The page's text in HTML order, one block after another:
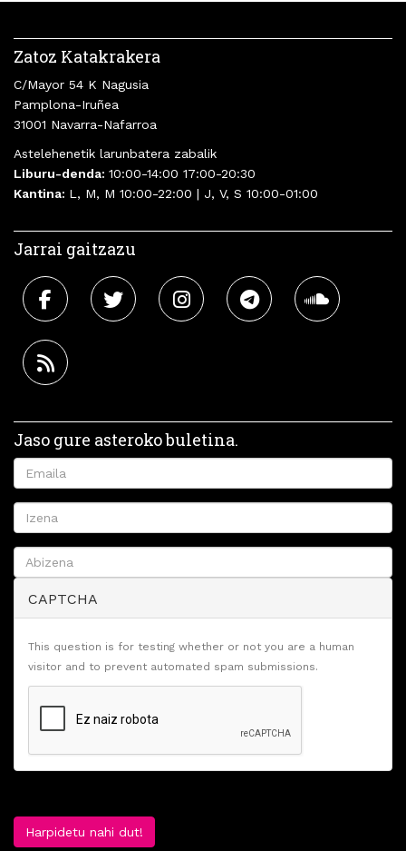
Zatoz Katakrakera
C/Mayor 54 K Nagusia
Pamplona-Iruñea
31001 Navarra-Nafarroa
Astelehenetik larunbatera zabalik
Liburu-denda: 10:00-14:00 17:00-20:30
Kantina: L, M, M 10:00-22:00 | J, V, S 10:00-01:00
Jarrai gaitzazu
Jaso gure asteroko buletina.
CAPTCHA
This question is for testing whether or not you are a human
visitor and to prevent automated spam submissions.
Harpidetu nahi dut!